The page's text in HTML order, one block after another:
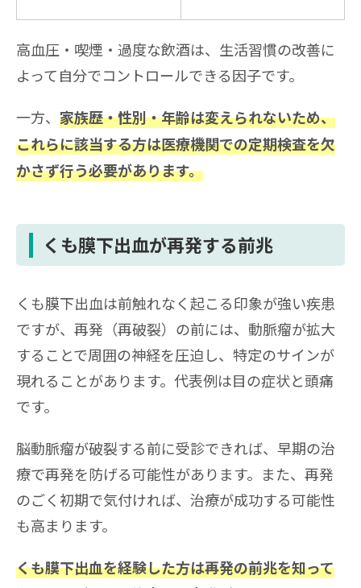
高血圧・喫煙・過度な飲酒は、生活習慣の改善に
よって自分でコントロールできる因子です。
一方、 家族歴・性別・年齢は変えられないため、
これらに該当する方は医療機関での定期検査を欠
かさず行う必要があります。
くも膜下出血が再発する前兆
くも膜下出血は前触れなく起こる印象が強い疾患
ですが、再発（再破裂）の前には、動脈瘤が拡大
することで周囲の神経を圧迫し、特定のサインが
現れることがあります。代表例は目の症状と頭痛
です。
脳動脈瘤が破裂する前に受診できれば、早期の治
療で再発を防げる可能性があります。また、再発
のごく初期で気付ければ、治療が成功する可能性
も高まります。
くも膜下出血を経験した方は再発の前兆を知って